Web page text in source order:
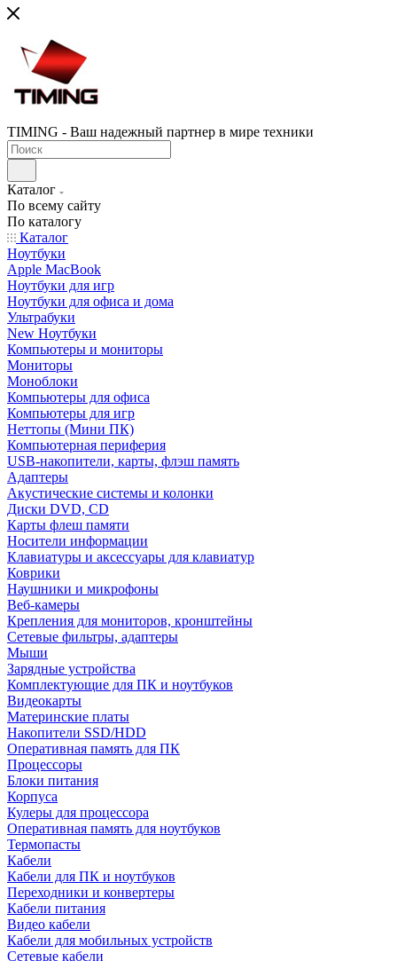
TIMING - Ваш надежный партнер в мире техники
Каталог
По всему сайту
По каталогу
Каталог
Ноутбуки
Apple MacBook
Ноутбуки для игр
Ноутбуки для офиса и дома
Ультрабуки
New Ноутбуки
Компьютеры и мониторы
Мониторы
Моноблоки
Компьютеры для офиса
Компьютеры для игр
Неттопы (Мини ПК)
Компьютерная периферия
USB-накопители, карты, флэш память
Адаптеры
Акустические системы и колонки
Диски DVD, CD
Карты флеш памяти
Носители информации
Клавиатуры и аксессуары для клавиатур
Коврики
Наушники и микрофоны
Веб-камеры
Крепления для мониторов, кронштейны
Сетевые фильтры, адаптеры
Мыши
Зарядные устройства
Комплектующие для ПК и ноутбуков
Видеокарты
Материнские платы
Накопители SSD/HDD
Оперативная память для ПК
Процессоры
Блоки питания
Корпуса
Кулеры для процессора
Оперативная память для ноутбуков
Термопасты
Кабели
Кабели для ПК и ноутбуков
Переходники и конвертеры
Кабели питания
Видео кабели
Кабели для мобильных устройств
Сетевые кабели